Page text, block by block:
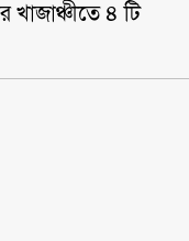
খাজাঞ্চীতে ৪ টি